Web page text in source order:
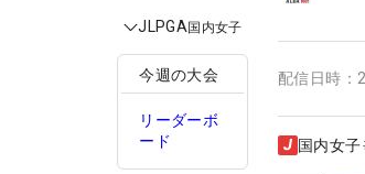
JLPGA国内女子
今週の大会
リーダーボ
ード
配信日時：
国内女子